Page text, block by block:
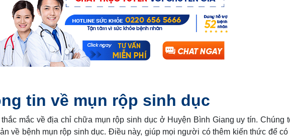
tin về mụn rộp sinh dục
mắc về địa chỉ chữa mụn rộp sinh dục ở Huyện Bình Giang uy tín. Chúng
về bệnh mụn rộp sinh dục. Điều này, giúp mọi người có thêm kiến thức để có